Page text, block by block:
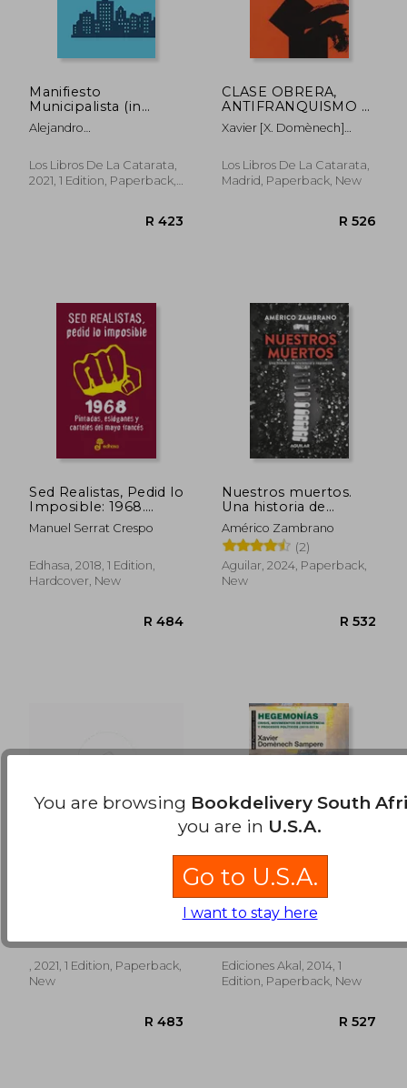
Manifiesto
Municipalista (in
Spanish)
Alejandro
Los Libros De La Catarata,
2021, 1 Edition, Paperback,
R 423
CLASE OBRERA,
ANTIFRANQUISMO Y
CAMBIO POLITICO :
pequeños grandes
(in Spanish)
Xavier [X. Domènech]
Los Libros De La Catarata,
Madrid, Paperback, New
Sed Realistas, Pedid lo
Imposible: 1968.
Pintadas, Eslóganes y
Carteles del Mayo
(in Spanish)
Manuel Serrat Crespo
Edhasa, 2018, 1 Edition,
Hardcover, New
Nuestros muertos.
Una historia de
violencia y represión
(in Spanish)
Américo Zambrano
(2)
Aguilar, 2024, Paperback,
New
Spanish)
, 2021, 1 Edition, Paperback,
New
Movimientos de
Resistencia y
(2010-2013)
(Pensamiento Crítico)
(in Spanish)
Sampere
Ediciones Akal, 2014, 1
Edition, Paperback, New
You are browsing Bookdelivery South
you are in U.S.A.
Go to U.S.A.
I want to stay here